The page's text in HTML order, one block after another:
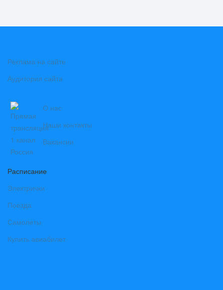
Реклама на сайте
Аудитория сайта
О нас
Наши контакты
Вакансии
Расписание
Электрички
Поезда
Самолеты
Купить авиабилет